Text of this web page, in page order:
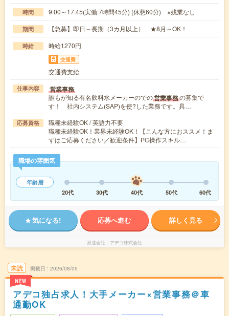
時間 9:00～17:45(実働:7時間45分) (休憩60分) ※残業なし
期間 【急募】即日～長期（3カ月以上） ★8月～OK！
時給 時給1270円
交通費
交通費支給
仕事内容 営業事務
誰もが知る有名飲料水メーカーのでの営業事務の募集で
す！ 社内システム(SAP)を使?した業務です。具…
応募資格
職種未経験OK / 英語力不要
職種未経験OK！業界未経験OK！【こんな方におススメ！ま
ずはご応募ください／歓迎条件】PC操作スキル…
職場の雰囲気
年齢層
20代
30代 40代 50代 60代
気になる! 応募へ進む 詳しく見る
派遣会社 アデコ株式会社
未読
NEW
掲載日 2026/08/05
アデコ独占求人！大手メーカー×営業事務＠車
通勤OK